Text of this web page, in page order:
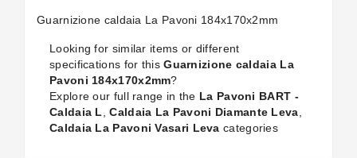
Guarnizione caldaia La Pavoni 184x170x2mm
Looking for similar items or different
specifications for thisGuarnizione caldaia La
Pavoni 184x170x2mm?
Explore our full range in the La Pavoni BART -
Caldaia L
,Caldaia La Pavoni Diamante Leva
Caldaia La Pavoni Vasari Leva categories